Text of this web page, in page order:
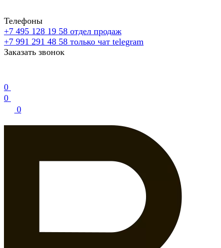
Телефоны
+7 495 128 19 58 отдел продаж
+7 991 291 48 58 только чат telegram
Заказать звонок
0
0
0